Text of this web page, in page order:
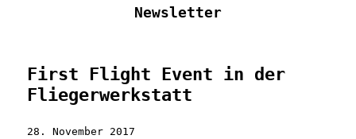
Newsletter
First Flight Event in der
Fliegerwerkstatt
28. November 2017